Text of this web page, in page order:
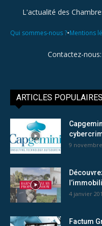
L'actualité des
Qui sommes-nous ?•Mentions
Contactez-nous:
ARTICLES POPULAIRES
9
4 janvier
Factum